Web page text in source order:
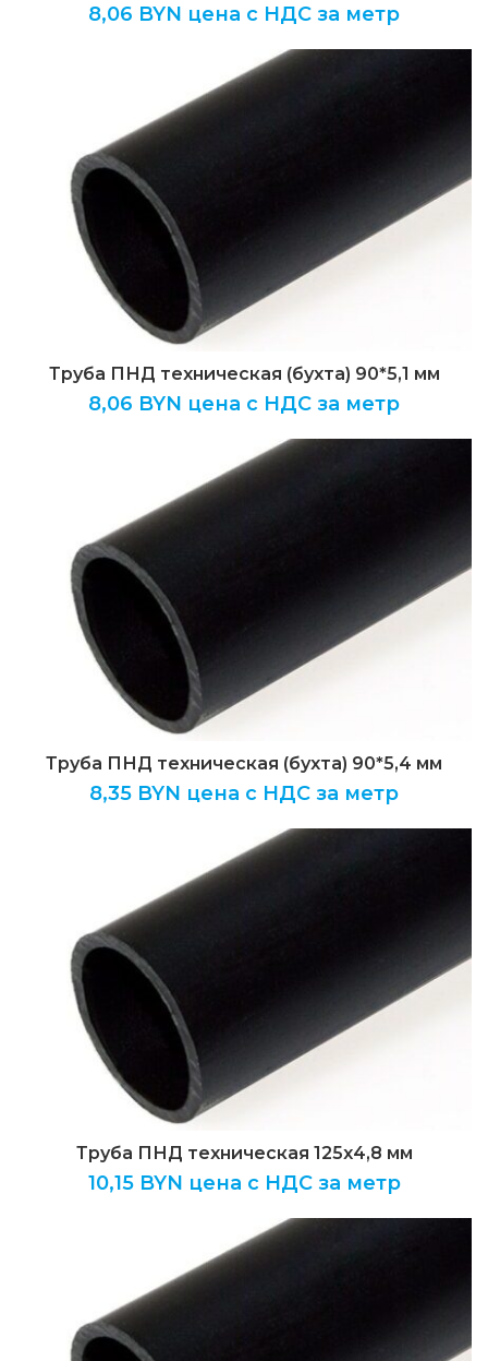
8,06 BYN цена с НДС за метр
Труба ПНД техническая (бухта) 90*5,1 мм
8,06 BYN цена с НДС за метр
Труба ПНД техническая (бухта) 90*5,4 мм
8,35 BYN цена с НДС за метр
Труба ПНД техническая 125х4,8 мм
10,15 BYN цена с НДС за метр